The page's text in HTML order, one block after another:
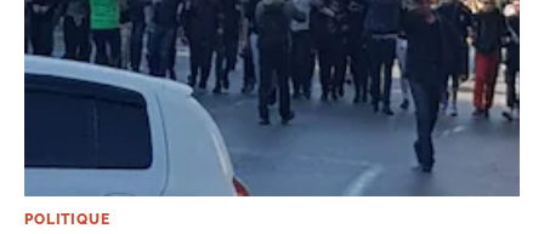
POLITIQUE